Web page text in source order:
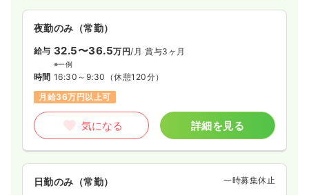
夜勤のみ（常勤）
給与 32.5〜36.5万円/月 賞与3ヶ月
※一例
時間 16:30～9:30 （休憩120分）
月給36万円以上可
気になる 詳細を見る
日勤のみ（常勤） 一時募集休止